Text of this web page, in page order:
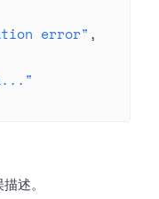
error" ,
述。